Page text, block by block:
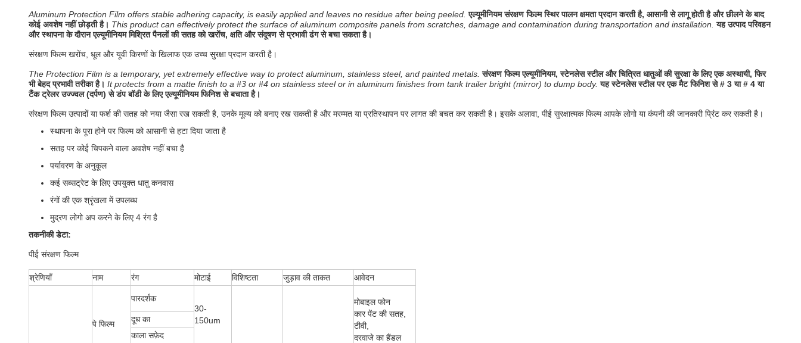
Aluminum Protection Film offers stable adhering capacity, is easily applied and leaves no residue after being peeled. एल्यूमीनियम संरक्षण फिल्म स्थिर पालन क्षमता प्रदान करती है, आसानी से लागू होती है और छीलने के बाद
कोई अवशेष नहीं छोड़ती है। This product can effectively protect the surface of aluminum composite panels from scratches, damage and contamination during transportation and installation. यह उत्पाद परिवहन
और स्थापना के दौरान एल्यूमीनियम मिश्रित पैनलों की सतह को खरोंच, क्षति और संदूषण से प्रभावी ढंग से बचा सकता है।
संरक्षण फिल्म खरोंच, धूल और यूवी किरणों के खिलाफ एक उच्च सुरक्षा प्रदान करती है।
The Protection Film is a temporary, yet extremely effective way to protect aluminum, stainless steel, and painted metals. संरक्षण फिल्म एल्यूमीनियम, स्टेनलेस स्टील और चित्रित धातुओं की सुरक्षा के लिए एक अस्थायी, फिर
भी बेहद प्रभावी तरीका है। It protects from a matte finish to a #3 or #4 on stainless steel or in aluminum finishes from tank trailer bright (mirror) to dump body. यह स्टेनलेस स्टील पर एक मैट फिनिश से # 3 या # 4 या
टैंक ट्रेलर उज्ज्वल (दर्पण) से डंप बॉडी के लिए एल्यूमीनियम फिनिश से बचाता है।
संरक्षण फिल्म उत्पादों या फर्श की सतह को नया जैसा रख सकती है, उनके मूल्य को बनाए रख सकती है और मरम्मत या प्रतिस्थापन पर लागत की बचत कर सकती है। इसके अलावा, पीई सुरक्षात्मक फिल्म आपके लोगो या कंपनी की जानकारी प्रिंट कर सकती है।
स्थापना के पूरा होने पर फिल्म को आसानी से हटा दिया जाता है
सतह पर कोई चिपकने वाला अवशेष नहीं बचा है
पर्यावरण के अनुकूल
कई सब्सट्रेट के लिए उपयुक्त धातु कनवास
रंगों की एक श्रृंखला में उपलब्ध
मुद्रण लोगो अप करने के लिए 4 रंग है
तकनीकी डेटा:
पीई संरक्षण फिल्म
श्रेणियाँ नाम रंग मोटाई विशिष्टता जुड़ाव की ताकत आवेदन
पे फिल्म
पारदर्शक
30-
150um
मोबाइल फोन
कार पेंट की सतह,
टीवी,
दरवाजे का हैंडल
दूध का
काला सफ़ेद